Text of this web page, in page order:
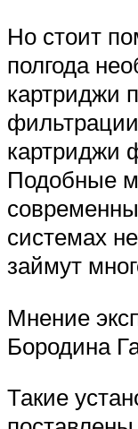
Но стоит
полгода
картриджи
картриджи
Подобные
системах
займут
Мнение
Бородина
Такие